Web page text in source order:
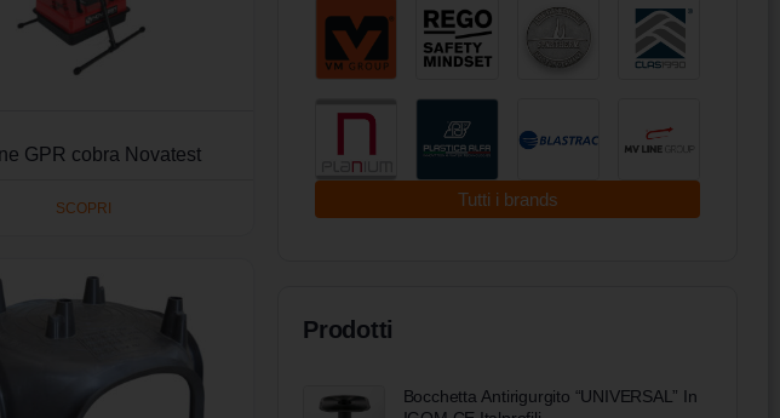
GPR cobra Novatest
SCOPRI Tutti i brands
Prodotti
Bocchetta Antirigurgito “UNIVERSAL” In